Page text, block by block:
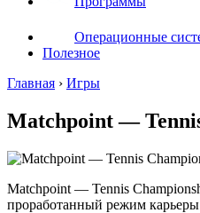
Операционные
Полезное
Главная › Игры
Matchpoint —
Matchpoint — Tennis
проработанный режим